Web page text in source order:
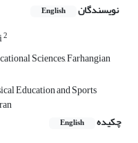
نویسندگان English
2
Sciences, Farhangian
Education and Sports
چکیده
English